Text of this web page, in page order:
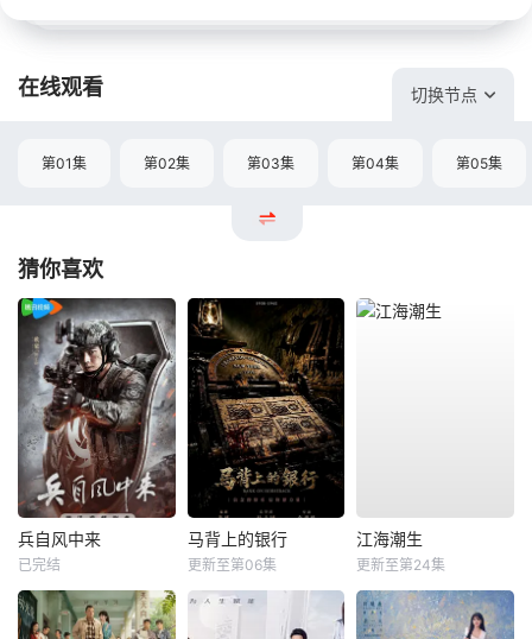
在线观看 切换节点
第01集 第02集 第03集 第04集 第05集
猜你喜欢
兵自风中来
已完结
马背上的银行
更新至第06集
江海潮生
更新至第24集